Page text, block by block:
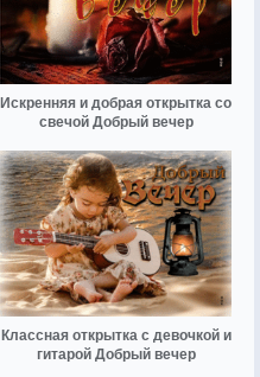
Искренняя и добрая открытка со
свечой Добрый вечер
Классная открытка с девочкой и
гитарой Добрый вечер